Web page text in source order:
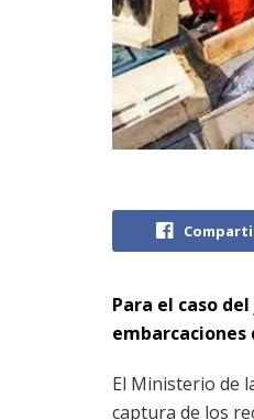
Para el caso
embarcaciones
El Ministerio de
captura de los